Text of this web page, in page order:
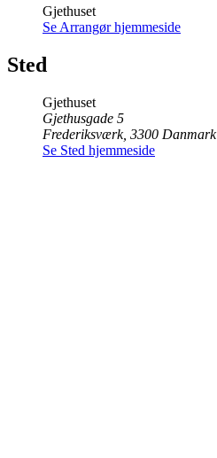
Gjethuset
Se Arrangør hjemmeside
Sted
Gjethuset
Gjethusgade 5
Frederiksværk, 3300 Danmark
Se Sted hjemmeside